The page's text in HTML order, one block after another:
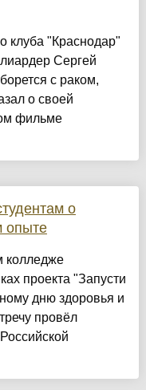
клуба "Краснодар"
Сергей
с раком,
о своей
фильме
о
опыте
колледже
проекта "Запусти
дню здоровья и
провёл